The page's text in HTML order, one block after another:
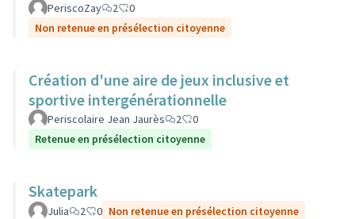
PeriscoZay 2
0
Non retenue en présélection citoyenne
Création d'une aire de jeux inclusive et
sportive intergénérationnelle
Periscolaire Jean Jaurès 2
0
Retenue en présélection citoyenne
Skatepark
Julia 2 0 Non retenue en présélection citoyenne